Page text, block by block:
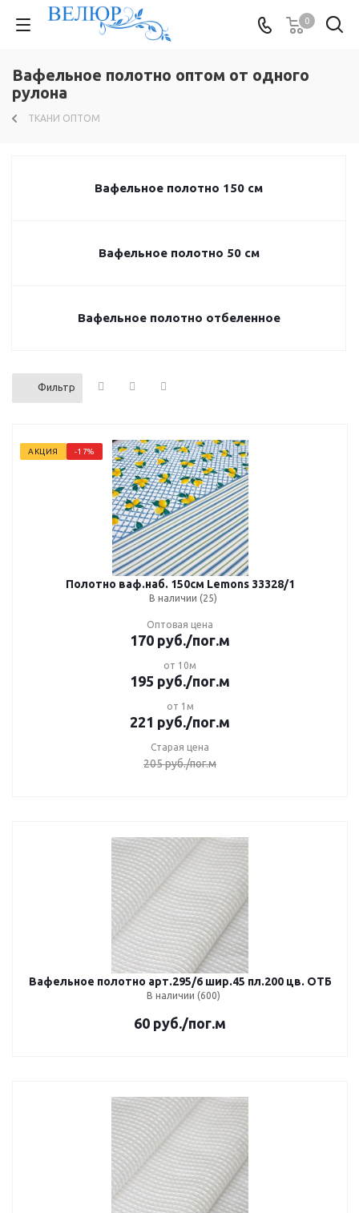
0
Вафельное полотно оптом от одного
рулона
ТКАНИ ОПТОМ
Вафельное полотно 150 см
Вафельное полотно 50 см
Вафельное полотно отбеленное
Фильтр
АКЦИЯ -17%
Полотно ваф.наб. 150см Lemons 33328/1
В наличии (25)
Оптовая цена
170 руб./пог.м
от 10м
195 руб./пог.м
от 1м
221 руб./пог.м
Старая цена
205руб./пог.м
Вафельное полотно арт.295/6 шир.45 пл.200 цв. ОТБ
В наличии (600)
60 руб./пог.м